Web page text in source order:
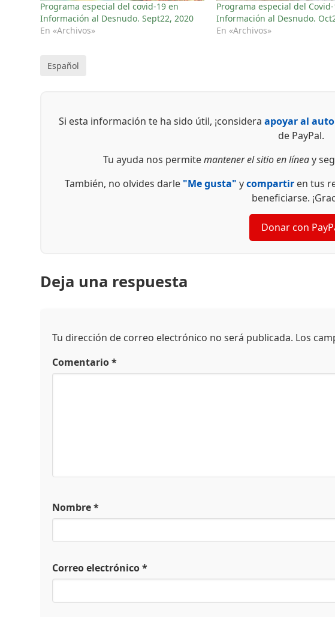
Programa especial del covid-19 en
Información al Desnudo. Sept22, 2020
En «Archivos»
Programa especial del
Información al Desnudo.
En «Archivos»
Español
Si esta información te ha sido útil, ¡consideraapoyar al
de PayPal.
Tu ayuda nos permitemantener el sitio en líneay
También, no olvides darle "Me gusta" ycompartiren tus
beneficiarse.
Donar con
Deja una respuesta
Tu dirección de correo electrónico no será publicada. Los
Comentario*
Nombre*
Correo electrónico*